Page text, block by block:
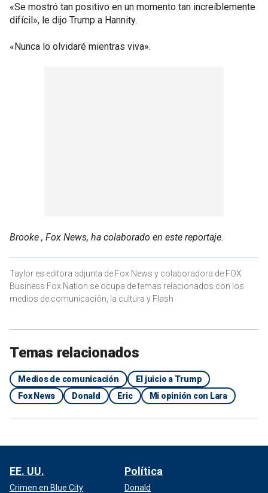
«Se mostró tan positivo en un momento tan increíblemente
difícil», le dijo Trump a Hannity.
«Nunca lo olvidaré mientras viva».
Brooke , Fox News, ha colaborado en este reportaje.
Taylor es editora adjunta de Fox News y colaboradora de FOX
Business Fox Nation se ocupa de temas relacionados con los
medios de comunicación, la cultura y Flash
Temas relacionados
Medios de comunicación
El juicio a Trump
Fox News
Donald Eric Mi opinión con Lara
EE. UU.
Crimen en Blue City
Política
Donald